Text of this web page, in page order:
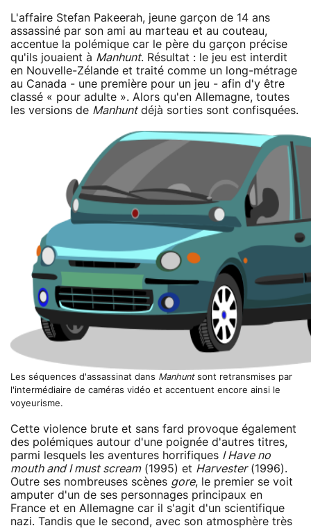
L'affaire Stefan Pakeerah, jeune garçon de 14 ans
assassiné par son ami au marteau et au couteau,
accentue la polémique car le père du garçon précise
qu'ils jouaient à Manhunt. Résultat : le jeu est interdit
en Nouvelle-Zélande et traité comme un long-métrage
au Canada - une première pour un jeu - afin d'y être
classé « pour adulte ». Alors qu'en Allemagne, toutes
les versions de Manhuntdéjà sorties sont confisquées.
Les séquences d'assassinat dans Manhuntsont retransmises par
l'intermédiaire de caméras vidéo et accentuent encore ainsi le
voyeurisme.
Cette violence brute et sans fard provoque également
des polémiques autour d'une poignée d'autres titres,
parmi lesquels les aventures horrifiques I Have no
mouth and I must scream(1995) et Harvester(1996).
Outre ses nombreuses scènes gore, le premier se voit
amputer d'un de ses personnages principaux en
France et en Allemagne car il s'agit d'un scientifique
nazi. Tandis que le second, avec son atmosphère très